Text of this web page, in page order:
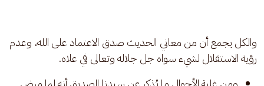
والكل يجمع أن من معاني الحديث صدق الاعتماد على الله، وعدم
رؤية الاستقلال لشيء سواه جل جلاله وتعالى في علاه.